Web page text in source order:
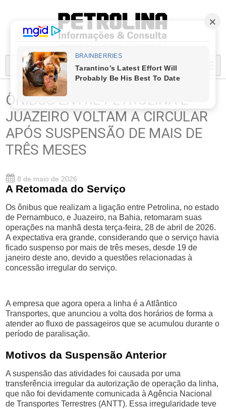
MENU...
ÔNIBUS ENTRE PETROLINA E
JUAZEIRO VOLTAM A CIRCULAR
APÓS SUSPENSÃO DE MAIS DE
TRÊS MESES
8 de maio de 2026
A Retomada do Serviço
Os ônibus que realizam a ligação entre Petrolina, no estado
de Pernambuco, e Juazeiro, na Bahia, retomaram suas
operações na manhã desta terça-feira, 28 de abril de 2026.
A expectativa era grande, considerando que o serviço havia
ficado suspenso por mais de três meses, desde 19 de
janeiro deste ano, devido a questões relacionadas à
concessão irregular do serviço.
A empresa que agora opera a linha é a Atlântico
Transportes, que anunciou a volta dos horários de forma a
atender ao fluxo de passageiros que se acumulou durante o
período de paralisação.
Motivos da Suspensão Anterior
A suspensão das atividades foi causada por uma
transferência irregular da autorização de operação da linha,
que não foi devidamente comunicada à Agência Nacional
de Transportes Terrestres (ANTT). Essa irregularidade teve